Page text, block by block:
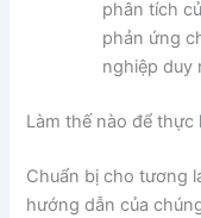
phân tích
phản ứng
nghiệp duy
Làm thế nào để thực
Chuẩn bị cho tương
hướng dẫn của